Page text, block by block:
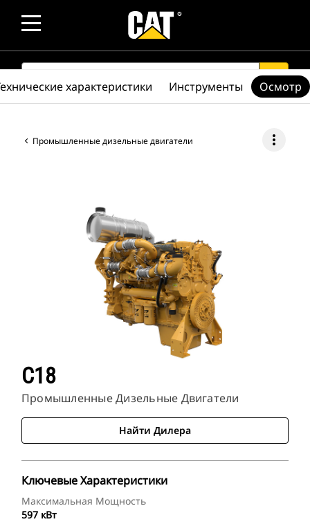
SEARCH search
Промышленные дизельные двигатели more_vert
C18
Промышленные Дизельные Двигатели
Найти Дилера
Ключевые Характеристики
Максимальная Мощность
597 кВт
характеристики Инструменты Осмотр